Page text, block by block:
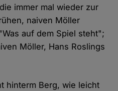
immer mal wieder zur
naiven Möller
auf dem Spiel steht";
Möller, Hans Roslings
hinterm Berg, wie leicht